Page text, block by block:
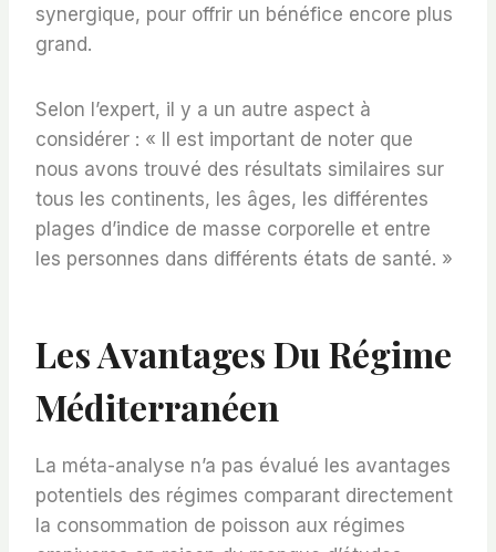
synergique, pour offrir un bénéfice encore plus
grand.
Selon l’expert, il y a un autre aspect à
considérer : « Il est important de noter que
nous avons trouvé des résultats similaires sur
tous les continents, les âges, les différentes
plages d’indice de masse corporelle et entre
les personnes dans différents états de santé. »
Les Avantages Du Régime
Méditerranéen
La méta-analyse n’a pas évalué les avantages
potentiels des régimes comparant directement
la consommation de poisson aux régimes